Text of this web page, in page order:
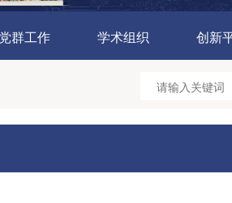
党群工作 学术组织 创新